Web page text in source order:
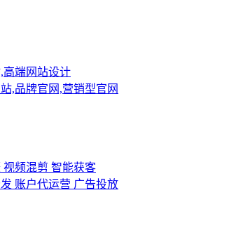
高端网站设计
,品牌官网,营销型官网
视频混剪 智能获客
账户代运营 广告投放